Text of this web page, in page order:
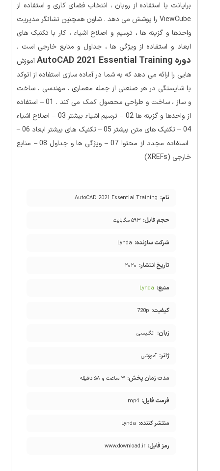
برایانت با استفاده از روبان ، انتخاب فضای کاری و استفاده از
ViewCube را پوشش می دهد . شاون همچنین نشانگر مدیریت
واحدها و گزینه ها ، ترسیم و اصلاح اشیاء ، کار با تکنیک های
ابعاد و استفاده از ویژگی ها ، جداول و منابع خارجی است .
دوره AutoCAD 2021 Essential Training
آموزش
هایی را ارائه می دهد که به شما در آماده سازی استفاده از اتوکد
با شایستگی در هر صنعتی از جمله معماری ، مهندسی ، ساخت
و ساز ، ساخت و طراحی محصول کمک می کند . 01 – استفاده
از واحدها و گزینه ها 02 – ترسیم اشیاء بیشتر 03 – اصلاح اشیاء
04 – تکنیک های متن بیشتر 05 – تکنیک های بیشتر ابعاد 06 –
استفاده مجدد از محتوا 07 – ویژگی ها و جداول 08 – منابع
خارجی (XREFs)
نام: AutoCAD 2021 Essential Training
حجم فایل: ۵۹۳ مگابایت
شرکت سازنده: Lynda
تاریخ انتشار: ۲۰۲۰
منبع: Lynda
کیفیت: 720p
زبان: انگلیسی
ژانر: آموزشی
مدت زمان پخش: ۳ ساعت و ۵۸ دقیقه
فرمت فایل: mp4
منتشر کننده: Lynda
رمز فایل: www.download.ir